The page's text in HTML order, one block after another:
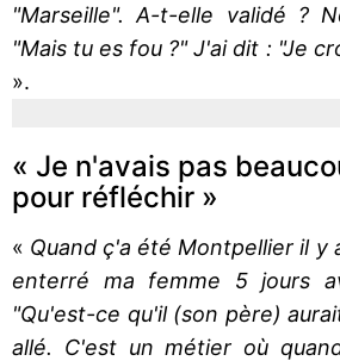
"Marseille". A-t-elle validé ?
"Mais tu es fou ?" J'ai dit : "Je
».
« Je n'avais pas
pour réfléchir »
« Quand ç'a été Montpellier il y
enterré ma femme 5 jours
"Qu'est-ce qu'il (son père)
allé. C'est un métier où